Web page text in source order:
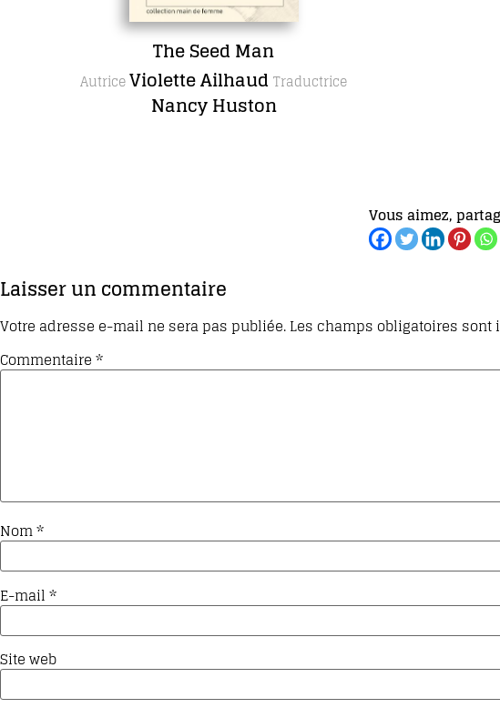
The Seed Man
AutriceViolette AilhaudTraductrice
Nancy Huston
Vous aimez,
Laisser un commentaire
Votre adresse e-mail ne sera pas publiée.Les champs obligatoires sont
Commentaire*
Nom*
E-mail*
Site web